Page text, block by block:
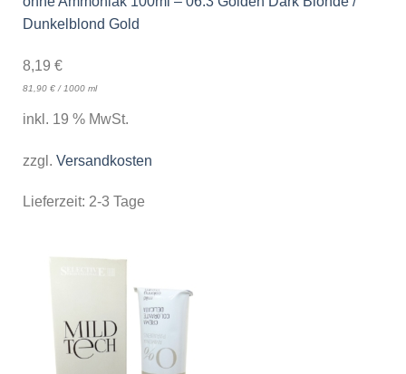
Dunkelblond Gold
8,19 €
81,90 €/ 1000 ml
inkl. 19 % MwSt.
zzgl. Versandkosten
Lieferzeit: 2-3 Tage